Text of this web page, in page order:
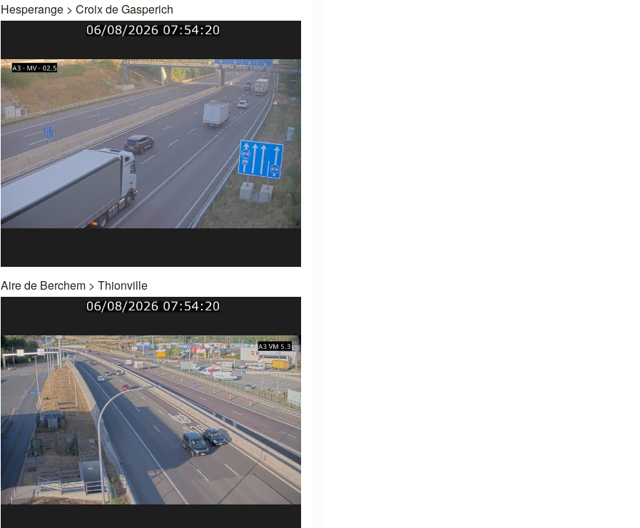
Hesperange> Croix de Gasperich
Aire de Berchem> Thionville